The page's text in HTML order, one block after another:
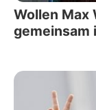
Wollen Max
gemeinsam